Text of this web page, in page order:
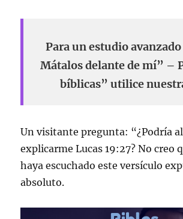
Para un estudio
Mátalos delante de mí” –
bíblicas” utilice
Un visitante pregunta: “¿Podría
explicarme Lucas 19:27? No creo
haya escuchado este versículo
absoluto.